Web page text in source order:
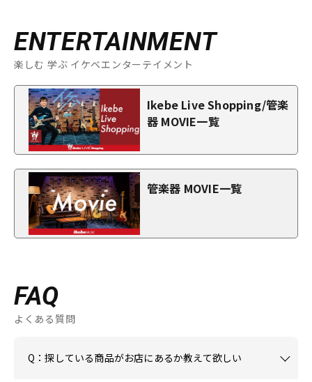
ENTERTAINMENT
楽しむ 学ぶ イケベエンターテイメント
Ikebe Live Shopping/管楽
器 MOVIE一覧
管楽器 MOVIE一覧
FAQ
よくある質問
Q：探している商品がお店にあるか教えて欲しい